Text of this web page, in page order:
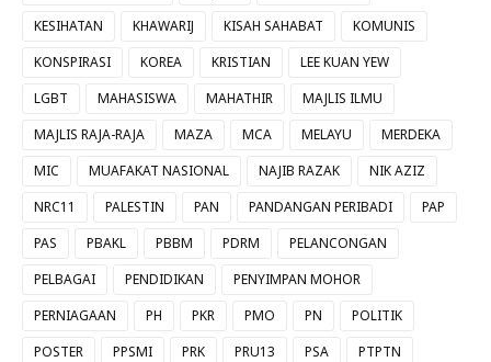
KESIHATAN
KHAWARIJ KISAH SAHABAT
KOMUNIS
KONSPIRASI
KOREA KRISTIAN
LEE KUAN YEW
LGBT
MAHASISWA MAHATHIR
MAJLIS ILMU
MAJLIS RAJA-RAJA
MAZA MCA MELAYU
MERDEKA
MIC
MUAFAKAT NASIONAL NAJIB RAZAK
NIK AZIZ
NRC11
PALESTIN PAN PANDANGAN PERIBADI
PAP
PAS
PBAKL PBBM PDRM
PELANCONGAN
PELBAGAI
PENDIDIKAN
PENYIMPAN MOHOR
PERNIAGAAN
PH PKR PMO PN
POLITIK
POSTER
PPSMI PRK PRU13 PSA
PTPTN